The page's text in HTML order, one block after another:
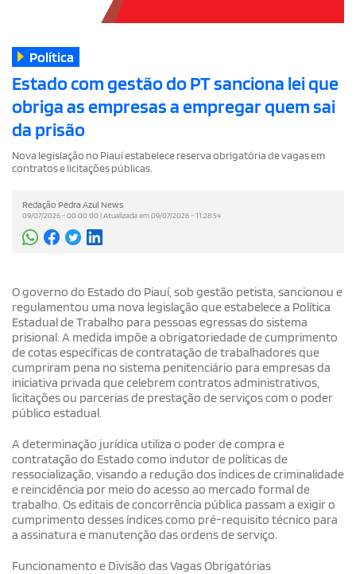
Política
Estado com gestão do PT sanciona lei que
obriga as empresas a empregar quem sai
da prisão
Nova legislação no Piauí estabelece reserva obrigatória de vagas em
contratos e licitações públicas.
Redação Pedra Azul News
09/07/2026 - 00:00:00 | Atualizada em 09/07/2026 - 11:28:54
O governo do Estado do Piauí, sob gestão petista, sancionou e
regulamentou uma nova legislação que estabelece a Política
Estadual de Trabalho para pessoas egressas do sistema
prisional. A medida impõe a obrigatoriedade de cumprimento
de cotas específicas de contratação de trabalhadores que
cumpriram pena no sistema penitenciário para empresas da
iniciativa privada que celebrem contratos administrativos,
licitações ou parcerias de prestação de serviços com o poder
público estadual.
A determinação jurídica utiliza o poder de compra e
contratação do Estado como indutor de políticas de
ressocialização, visando a redução dos índices de criminalidade
e reincidência por meio do acesso ao mercado formal de
trabalho. Os editais de concorrência pública passam a exigir o
cumprimento desses índices como pré-requisito técnico para
a assinatura e manutenção das ordens de serviço.
Funcionamento e Divisão das Vagas Obrigatórias